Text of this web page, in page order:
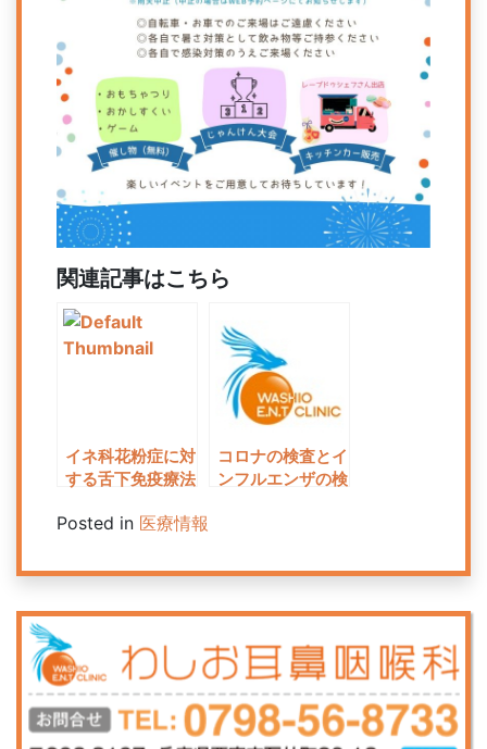
関連記事はこちら
イネ科花粉症に対
する舌下免疫療法
ます
コロナの検査とイ
ンフルエンザの検
Posted in 医療情報